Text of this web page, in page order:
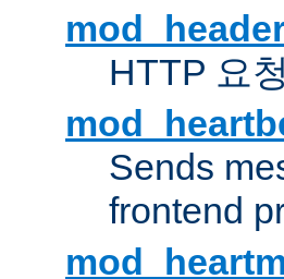
HTTP 요
Sends
frontend